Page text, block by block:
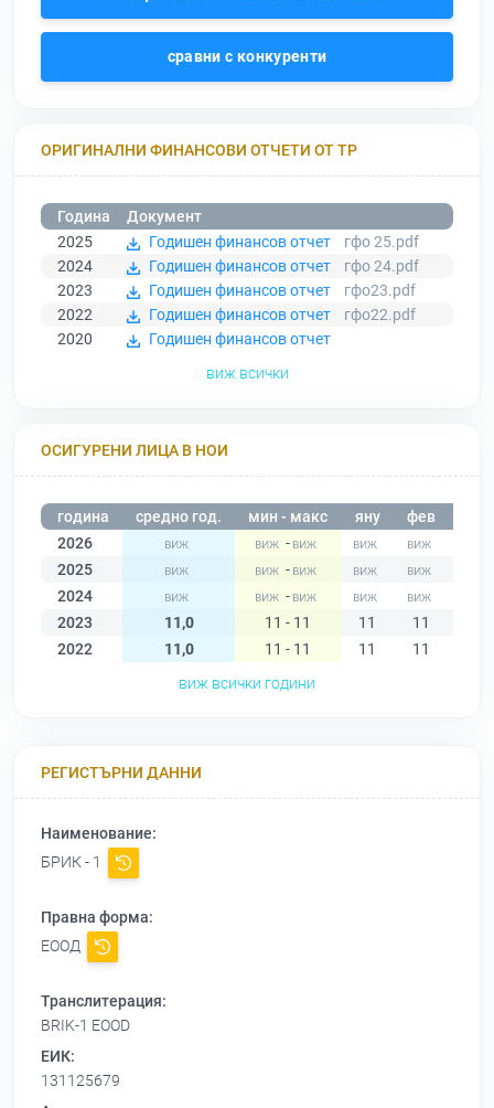
сравни с конкуренти
ОРИГИНАЛНИ ФИНАНСОВИ ОТЧЕТИ ОТ ТР
Година
Документ
2025
Годишен финансов отчет
гфо 25.pdf
2024
Годишен финансов отчет
гфо 24.pdf
2023
Годишен финансов отчет
гфо23.pdf
2022
Годишен финансов отчет
гфо22.pdf
2020
Годишен финансов отчет
виж всички
ОСИГУРЕНИ ЛИЦА В НОИ
година средно год. мин - макс яну фев
2026
-
2025
-
2024
-
2023
11,0 11 - 11 11 11
2022
11,0 11 - 11 11 11
виж всички години
РЕГИСТЪРНИ ДАННИ
Наименование:
БРИК - 1
Правна форма:
ЕООД
Транслитерация:
BRIK-1 EOOD
ЕИК:
131125679